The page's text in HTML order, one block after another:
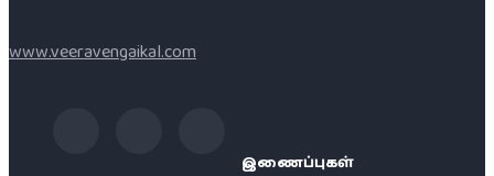
www.veeravengaikal.com
இணைப்புகள்